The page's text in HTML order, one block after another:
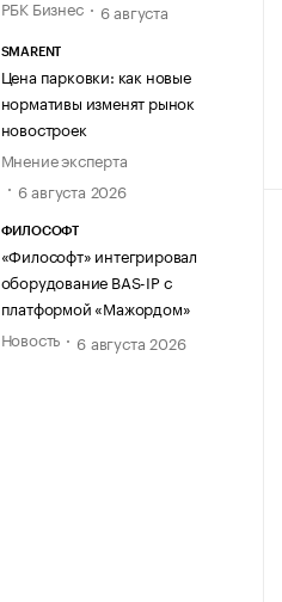
РБК Бизнес
6 августа
SMARENT
Цена парковки: как новые
нормативы изменят рынок
новостроек
Мнение эксперта
6 августа 2026
ФИЛОСОФТ
«Философт» интегрировал
оборудование BAS-IP с
платформой «Мажордом»
Новость
6 августа 2026